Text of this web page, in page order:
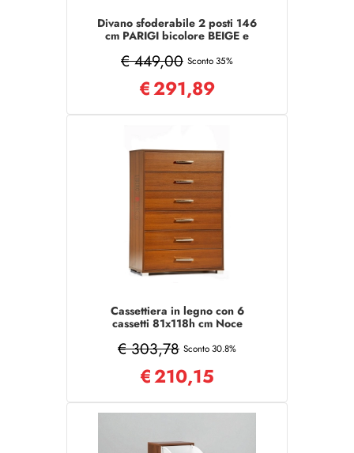
Divano sfoderabile 2 posti 146
cm PARIGI bicolore BEIGE e
€ 449,00 Sconto 35%
€291,89
Cassettiera in legno con 6
cassetti 81x118h cm Noce
€ 303,78 Sconto 30.8%
€210,15